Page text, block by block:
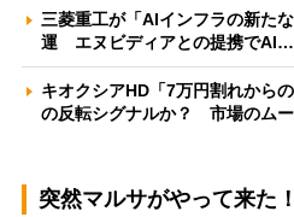
三菱重工が「AIインフラの新た
運 エヌビディアとの提携でAI…
キオクシアHD「7万円割れから
の反転シグナルか？ 市場のム
突然マルサがやって来た！